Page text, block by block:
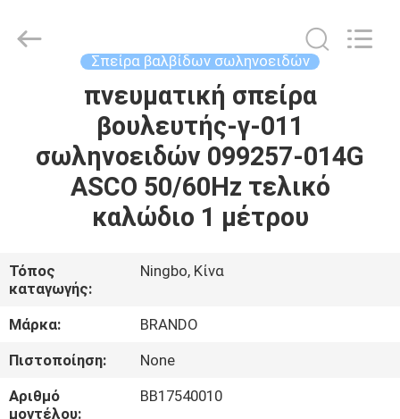
ΠΡΟΪΌΝΤΑ
ΣΧΕΤΙΚΆ
ΕΜΆΣ
ΕΠΙΣΚΈΨΕΙΣ
ΣΤΟ
ΕΡΓΟΣΤΆΣΙΟ
Σπείρα βαλβίδων σωληνοειδών
πνευματική σπείρα
βουλευτής-γ-011
σωληνοειδών 099257-014G
ASCO 50/60Hz τελικό
καλώδιο 1 μέτρου
Τόπος
καταγωγής:
Ningbo, Κίνα
Μάρκα:
BRANDO
Πιστοποίηση:
None
Αριθμό
μοντέλου:
BB17540010